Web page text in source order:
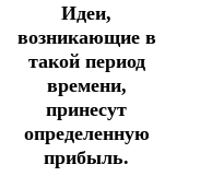
Идеи,
возникающие в
такой период
времени,
принесут
определенную
прибыль.